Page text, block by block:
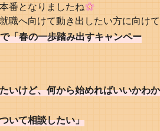
番となりましたね
職へ向けて動き出したい方に向けて
「春の一歩踏み出すキャンペー
いけど、何から始めればいいかわか
いて相談したい」